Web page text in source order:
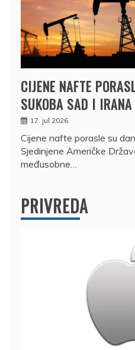
CIJENE NAFTE
SUKOBA SAD I IRANA
17. jul 2026.
Cijene nafte porasle su
Sjedinjene Američke
međusobne…
PRIVREDA